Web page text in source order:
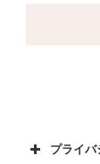
プライ